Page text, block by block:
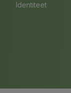
Identiteet